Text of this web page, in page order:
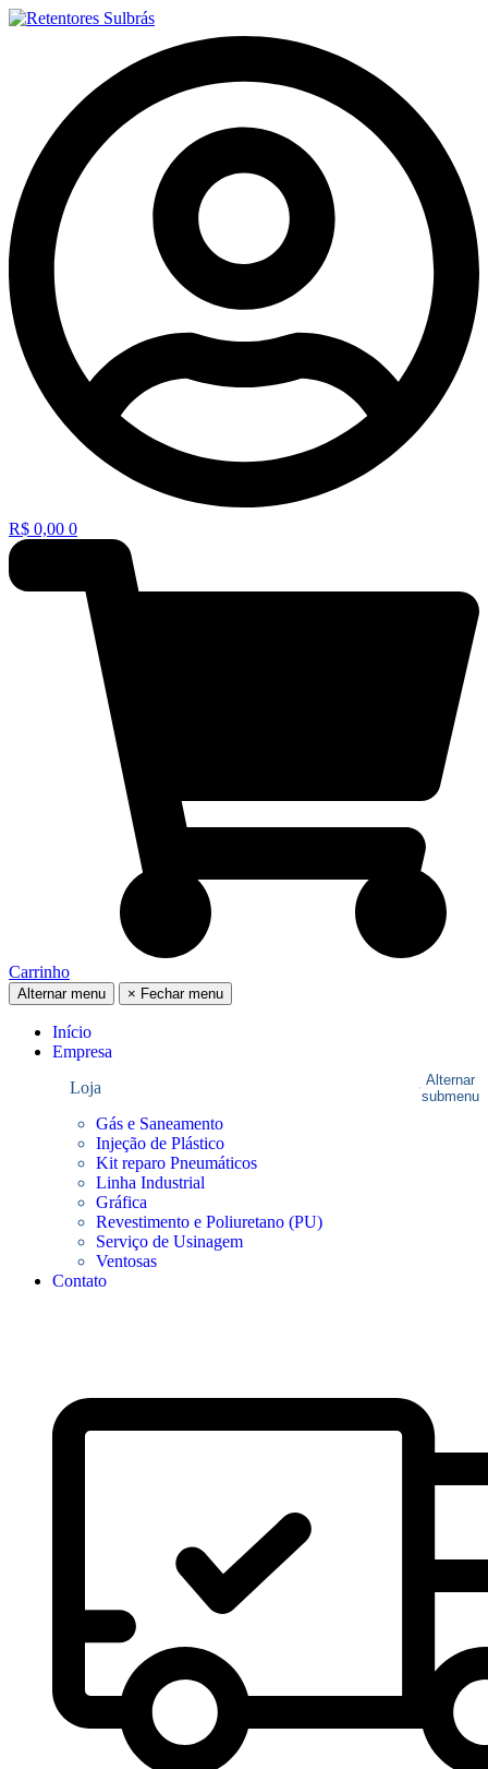
R$ 0,00 0
Carrinho
Alternar menu × Fechar menu
Início
Empresa
Loja
Alternar
submenu
Gás e Saneamento
Injeção de Plástico
Kit reparo Pneumáticos
Linha Industrial
Gráfica
Revestimento e Poliuretano (PU)
Serviço de Usinagem
Ventosas
Contato